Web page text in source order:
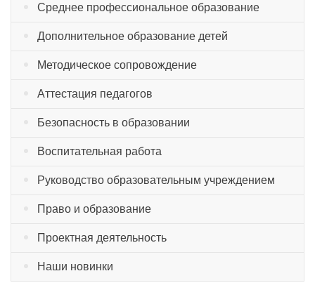
Среднее профессиональное образование
Дополнительное образование детей
Методическое сопровождение
Аттестация педагогов
Безопасность в образовании
Воспитательная работа
Руководство образовательным учреждением
Право и образование
Проектная деятельность
Наши новинки